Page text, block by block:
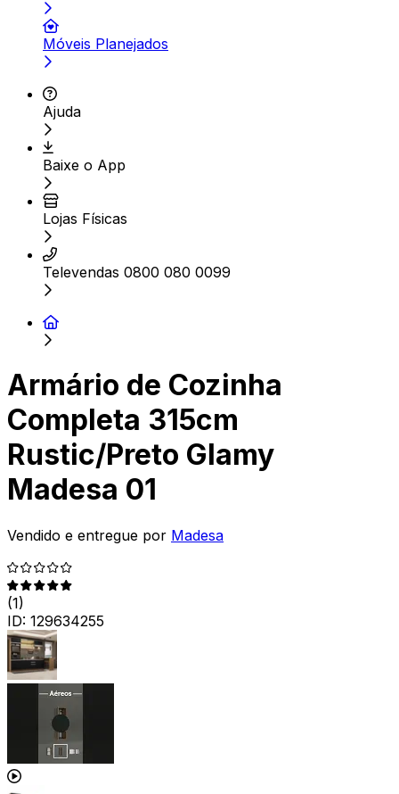
Móveis Planejados
Ajuda
Baixe o App
Lojas Físicas
Televendas 0800 080 0099
Armário de Cozinha
Completa 315cm
Rustic/Preto Glamy
Madesa 01
Vendido e entregue por Madesa
(1)
ID: 129634255